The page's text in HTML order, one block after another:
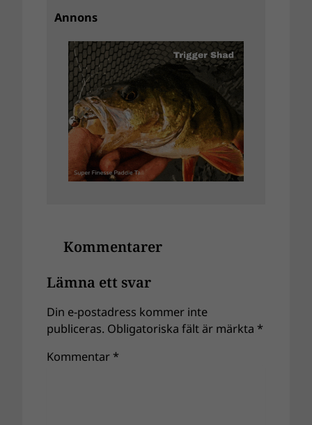
Annons
Kommentarer
Lämna ett svar
Din e-postadress kommer inte
publiceras. Obligatoriska fält är märkta *
Kommentar *